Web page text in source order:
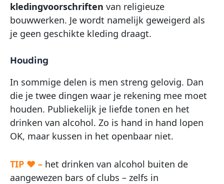
kledingvoorschriften van religieuze
bouwwerken. Je wordt namelijk geweigerd als
je geen geschikte kleding draagt.
Houding
In sommige delen is men streng gelovig. Dan
die je twee dingen waar je rekening mee moet
houden. Publiekelijk je liefde tonen en het
drinken van alcohol. Zo is hand in hand lopen
OK, maar kussen in het openbaar niet.
TIP ♥ – het drinken van alcohol buiten de
aangewezen bars of clubs – zelfs in